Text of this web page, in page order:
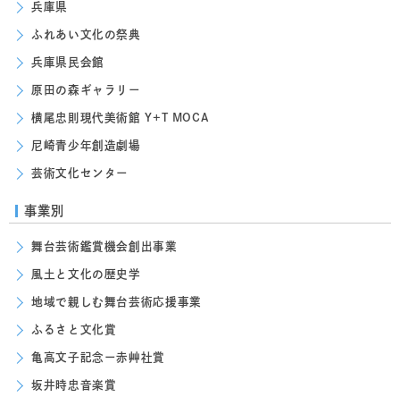
兵庫県
ふれあい文化の祭典
兵庫県民会館
原田の森ギャラリー
横尾忠則現代美術館 Y+T MOCA
尼崎青少年創造劇場
芸術文化センター
事業別
舞台芸術鑑賞機会創出事業
風土と文化の歴史学
地域で親しむ舞台芸術応援事業
ふるさと文化賞
亀高文子記念ー赤艸社賞
坂井時忠音楽賞